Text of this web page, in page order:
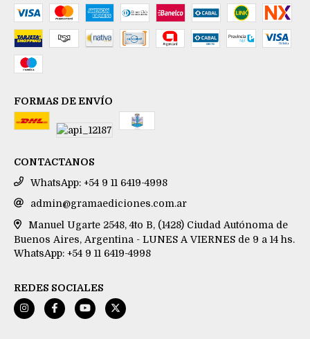
FORMAS DE ENVÍO
CONTACTANOS
WhatsApp: +54 9 11 6419-4998
admin@gramaediciones.com.ar
Manuel Ugarte 2548, 4to B, (1428) Ciudad Autónoma de
Buenos Aires, Argentina - LUNES A VIERNES de 9 a 14 hs.
WhatsApp: +54 9 11 6419-4998
REDES SOCIALES